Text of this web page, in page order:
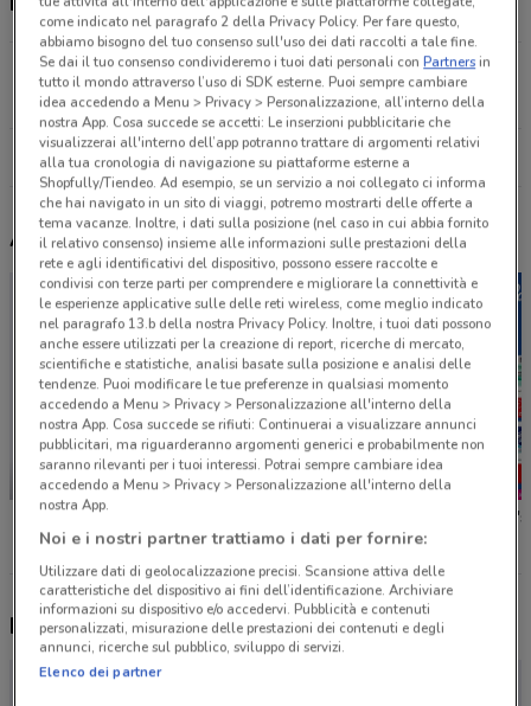
Via Cesare Battisti 46 Stenico
20.6 km
Tutti i negozi Crystal Nails
Altri volantini nelle vicinanze
NUOVO
dm Caddy's
Nuovi prodotti da provare
come indicato nel paragrafo 2 della Privacy Policy. Per fare questo,
abbiamo bisogno del tuo consenso sull'uso dei dati raccolti a tale fine.
Se dai il tuo consenso condivideremo i tuoi dati personali conPartnersin
tutto il mondo attraverso l’uso di SDK esterne. Puoi sempre cambiare
idea accedendo a Menu > Privacy > Personalizzazione, all’interno della
nostra App. Cosa succede se accetti: Le inserzioni pubblicitarie che
visualizzerai all'interno dell’app potranno trattare di argomenti relativi
alla tua cronologia di navigazione su piattaforme esterne a
Shopfully/Tiendeo. Ad esempio, se un servizio a noi collegato ci informa
che hai navigato in un sito di viaggi, potremo mostrarti delle offerte a
tema vacanze. Inoltre, i dati sulla posizione (nel caso in cui abbia fornito
il relativo consenso) insieme alle informazioni sulle prestazioni della
rete e agli identificativi del dispositivo, possono essere raccolte e
condivisi con terze parti per comprendere e migliorare la connettività e
le esperienze applicative sulle delle reti wireless, come meglio indicato
nel paragrafo 13.b della nostra Privacy Policy. Inoltre, i tuoi dati possono
anche essere utilizzati per la creazione di report, ricerche di mercato,
scientifiche e statistiche, analisi basate sulla posizione e analisi delle
tendenze. Puoi modificare le tue preferenze in qualsiasi momento
accedendo a Menu > Privacy > Personalizzazione all'interno della
nostra App. Cosa succede se rifiuti: Continuerai a visualizzare annunci
pubblicitari, ma riguarderanno argomenti generici e probabilmente non
saranno rilevanti per i tuoi interessi. Potrai sempre cambiare idea
accedendo a Menu > Privacy > Personalizzazione all'interno della
nostra App.
Noi e i nostri partner trattiamo i dati per fornire:
Utilizzare dati di geolocalizzazione precisi. Scansione attiva delle
caratteristiche del dispositivo ai fini dell’identificazione. Archiviare
informazioni su dispositivo e/o accedervi. Pubblicità e contenuti
personalizzati, misurazione delle prestazioni dei contenuti e degli
annunci, ricerche sul pubblico, sviluppo di servizi.
Elenco dei partner